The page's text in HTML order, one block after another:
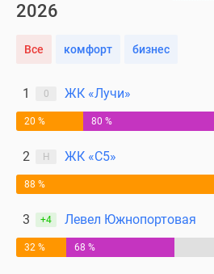
2026
Все комфорт бизнес
1 0 ЖК «Лучи»
20 % 80 %
2 Н ЖК «С5»
88 %
3 +4 Левел Южнопортовая
32 % 68 %